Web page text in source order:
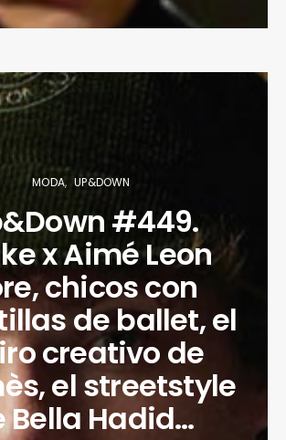
MODA UP&DOWN
#449.
x Aimé Leon
chicos con
de ballet, el
creativo de
el streetstyle
Bella Hadid…